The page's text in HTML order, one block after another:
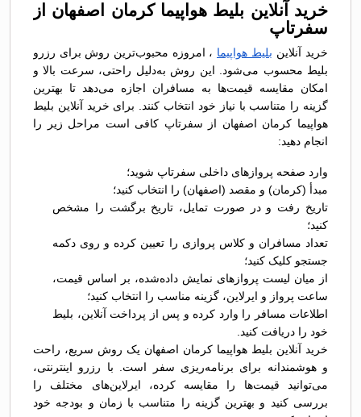
خرید آنلاین بلیط هواپیما کرمان اصفهان از
سفرتاپ
خرید آنلاین بلیط هواپیما ، امروزه محبوب‌ترین روش برای رزرو
بلیط محسوب می‌شود. این روش به‌دلیل راحتی، سرعت بالا و
امکان مقایسه قیمت‌ها به مسافران اجازه می‌دهد تا بهترین
گزینه را متناسب با نیاز خود انتخاب کنند. برای خرید آنلاین بلیط
هواپیما کرمان اصفهان از سفرتاپ کافی است مراحل زیر را
انجام دهید:
وارد صفحه پروازهای داخلی سفرتاپ شوید؛
مبدأ (کرمان) و مقصد (اصفهان) را انتخاب کنید؛
تاریخ رفت و در صورت تمایل، تاریخ برگشت را مشخص
کنید؛
تعداد مسافران و کلاس پروازی را تعیین کرده و روی دکمه
جستجو کلیک کنید؛
از میان لیست پروازهای نمایش داده‌شده، بر اساس قیمت،
ساعت پرواز و ایرلاین، گزینه مناسب را انتخاب کنید؛
اطلاعات مسافر را وارد کرده و پس از پرداخت آنلاین، بلیط
خود را دریافت کنید.
خرید آنلاین بلیط هواپیما کرمان اصفهان یک روش سریع، راحت
و هوشمندانه برای برنامه‌ریزی سفر است. با رزرو اینترنتی،
می‌توانید قیمت‌ها را مقایسه کرده، ایرلاین‌های مختلف را
بررسی کنید و بهترین گزینه را متناسب با زمان و بودجه خود